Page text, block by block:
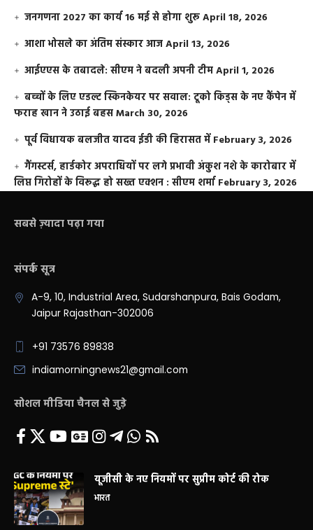
जनगणना 2027 का कार्य 16 मई से होगा शुरूApril 18, 2026
आशा भोसले का अंतिम संस्कार आजApril 13, 2026
आईएएस के तबादले: सीएम ने बदली अपनी टीमApril 1, 2026
बच्चों के लिए एडल्ट स्किनकेयर पर सवाल: टूको किड्स के नए कैंपेन में
फराह खान ने उठाई बहसMarch 30, 2026
पूर्व विधायक बलजीत यादव ईडी की हिरासत में February 3, 2026
गैंगस्टर्स, हार्डकोर अपराधियों पर लगे प्रभावी अंकुश नशे के कारोबार में
लिप्त गिरोहों के विरूद्ध हो सख्त एक्शन : सीएम शर्मा February 3, 2026
सबसे ज़्यादा पढ़ा गया
संपर्क सूत्र
A-9, 10, Industrial Area, Sudarshanpura, Bais Godam,
Jaipur Rajasthan-302006
+91 73576 89838
indiamorningnews21@gmail.com
सोशल मीडिया चैनल से जुड़े
यूजीसी के नए नियमों पर सुप्रीम कोर्ट की रोक
भारत